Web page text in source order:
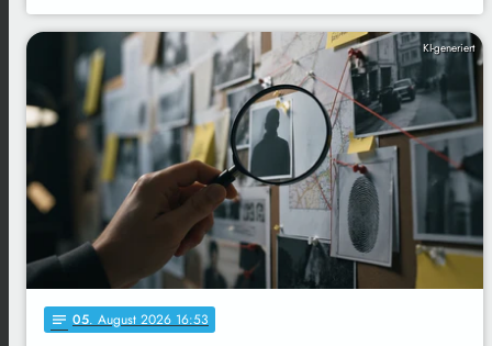
KI-generiert
notes 05. August 2026 16:53